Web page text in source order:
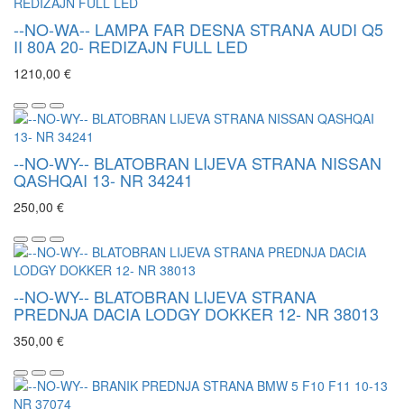
--NO-WA-- LAMPA FAR DESNA STRANA AUDI Q5
II 80A 20- REDIZAJN FULL LED
1210,00 €
--NO-WY-- BLATOBRAN LIJEVA STRANA NISSAN
QASHQAI 13- NR 34241
250,00 €
--NO-WY-- BLATOBRAN LIJEVA STRANA
PREDNJA DACIA LODGY DOKKER 12- NR 38013
350,00 €